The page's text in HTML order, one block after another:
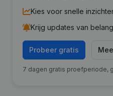
Kies voor snelle
Krijg updates van
Probeer gratis
7 dagen gratis proefperiode,